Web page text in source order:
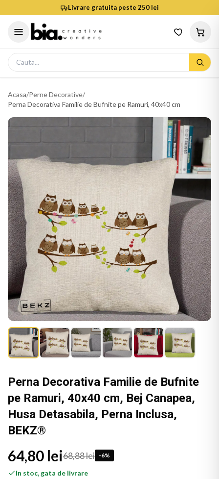
Livrare gratuita peste 250 lei
Acasa/Perne Decorative/
Perna Decorativa Familie de Bufnite pe Ramuri, 40x40 cm
Perna Decorativa Familie de Bufnite
pe Ramuri, 40x40 cm, Bej Canapea,
Husa Detasabila, Perna Inclusa,
BEKZ®
64,80 lei68,88 lei -6%
In stoc, gata de livrare